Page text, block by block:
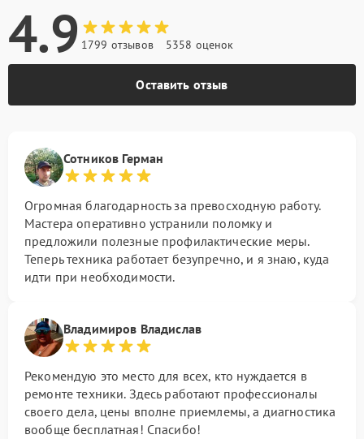
4.9 1799 отзывов 5358 оценок
Оставить отзыв
Сотников Герман
Огромная благодарность за превосходную работу.
Мастера оперативно устранили поломку и
предложили полезные профилактические меры.
Теперь техника работает безупречно, и я знаю, куда
идти при необходимости.
Владимиров Владислав
Рекомендую это место для всех, кто нуждается в
ремонте техники. Здесь работают профессионалы
своего дела, цены вполне приемлемы, а диагностика
вообще бесплатная! Спасибо!